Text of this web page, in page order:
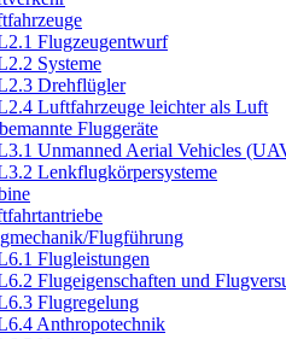
Flugzeugentwurf
Systeme
Drehflügler
Luftfahrzeuge leichter als Luft
Fluggeräte
Unmanned Aerial Vehicles
Lenkflugkörpersysteme
Flugführung
Flugleistungen
Flugeigenschaften und
Flugregelung
Anthropotechnik